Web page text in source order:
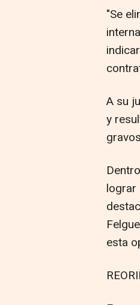
"Se
A su
y
lograr
esta